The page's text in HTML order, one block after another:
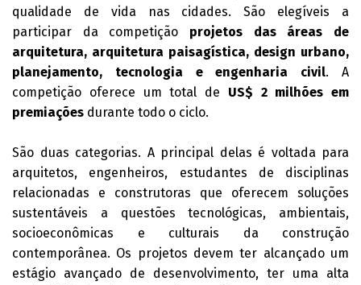
qualidade de vida nas cidades. São elegíveis a
participar da competição projetos das áreas de
arquitetura, arquitetura paisagística, design urbano,
planejamento, tecnologia e engenharia civil. A
competição oferece um total de US$ 2 milhões em
premiações durante todo o ciclo.
São duas categorias. A principal delas é voltada para
arquitetos, engenheiros, estudantes de disciplinas
relacionadas e construtoras que oferecem soluções
sustentáveis a questões tecnológicas, ambientais,
socioeconômicas e culturais da construção
contemporânea. Os projetos devem ter alcançado um
estágio avançado de desenvolvimento, ter uma alta